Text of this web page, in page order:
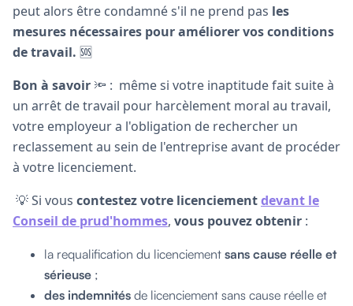
peut alors être condamné s'il ne prend pas les
mesures nécessaires pour améliorer vos conditions
de travail. 🆘
Bon à savoir 🔦 : même si votre inaptitude fait suite à
un arrêt de travail pour harcèlement moral au travail,
votre employeur a l'obligation de rechercher un
reclassement au sein de l'entreprise avant de procéder
à votre licenciement.
💡 Si vous contestez votre licenciementdevant le
Conseil de prud'hommes, vous pouvez obtenir :
la requalification du licenciement sans cause réelle et
sérieuse ;
des indemnités de licenciement sans cause réelle et